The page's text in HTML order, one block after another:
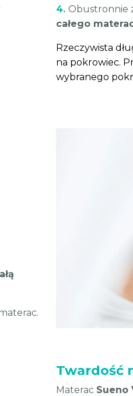
4. Obustronnie
całego
Rzeczywista
na pokrowiec.
wybranego
Twardość
Materac Sueno